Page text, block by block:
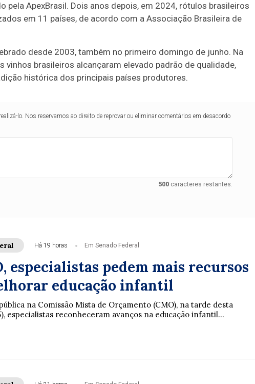
pela ApexBrasil. Dois anos depois, em 2024, rótulos brasileiros
em 11 países, de acordo com a Associação Brasileira de
desde 2003, também no primeiro domingo de junho. Na
brasileiros alcançaram elevado padrão de qualidade,
histórica dos principais países produtores.
lo. Nos reservamos ao direito de reprovar ou eliminar comentários em desacordo
500caracteres restantes.
Há 19 horas Em Senado Federal
especialistas pedem mais recursos
educação infantil
na Comissão Mista de Orçamento (CMO), na tarde desta
especialistas reconheceram avanços na educação infantil...